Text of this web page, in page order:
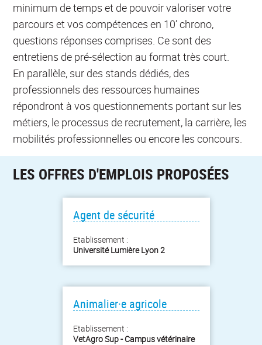
minimum de temps et de pouvoir valoriser votre
parcours et vos compétences en 10’ chrono,
questions réponses comprises. Ce sont des
entretiens de pré-sélection au format très court.
En parallèle, sur des stands dédiés, des
professionnels des ressources humaines
répondront à vos questionnements portant sur les
métiers, le processus de recrutement, la carrière, les
mobilités professionnelles ou encore les concours.
LES OFFRES D'EMPLOIS PROPOSÉES
Agent de sécurité
Etablissement :
Université Lumière Lyon 2
Animalier·e agricole
Etablissement :
VetAgro Sup - Campus vétérinaire